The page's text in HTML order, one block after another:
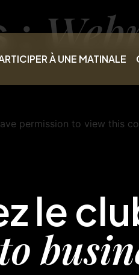
À UNE MATINALE
:
permission to view this
le